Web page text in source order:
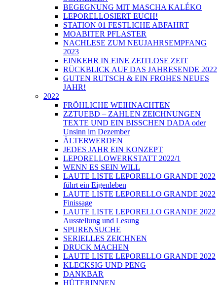
BEGEGNUNG MIT MASCHA KALÉKO
LEPORELLOSIERT EUCH!
STATION 01 FESTLICHE ABFAHRT
MOABITER PFLASTER
NACHLESE ZUM NEUJAHRSEMPFANG
2023
EINKEHR IN EINE ZEITLOSE ZEIT
RÜCKBLICK AUF DAS JAHRESENDE 2022
GUTEN RUTSCH & EIN FROHES NEUES
JAHR!
2022
FRÖHLICHE WEIHNACHTEN
ZZTUEBD – ZAHLEN ZEICHNUNGEN
TEXTE UND EIN BISSCHEN DADA oder
Unsinn im Dezember
ÄLTERWERDEN
JEDES JAHR EIN KONZEPT
LEPORELLOWERKSTATT 2022/1
WENN ES SEIN WILL
LAUTE LISTE LEPORELLO GRANDE 2022
führt ein Eigenleben
LAUTE LISTE LEPORELLO GRANDE 2022
Finissage
LAUTE LISTE LEPORELLO GRANDE 2022
Ausstellung und Lesung
SPURENSUCHE
SERIELLES ZEICHNEN
DRUCK MACHEN
LAUTE LISTE LEPORELLO GRANDE 2022
KLECKSIG UND PENG
DANKBAR
HÜTERINNEN